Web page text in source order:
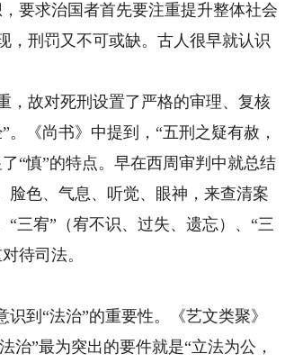
要求治国者首先要注重提升整体社会
，刑罚又不可或缺。古人很早就认识
故对死刑设置了严格的审理、复核
《尚书》中提到，“五刑之疑有赦，
“慎”的特点。早在西周审判中就总结
脸色、气息、听觉、眼神，来查清案
三宥”（宥不识、过失、遗忘）、“三
待司法。
到“法治”的重要性。《艺文类聚》
治”最为突出的要件就是“立法为公，